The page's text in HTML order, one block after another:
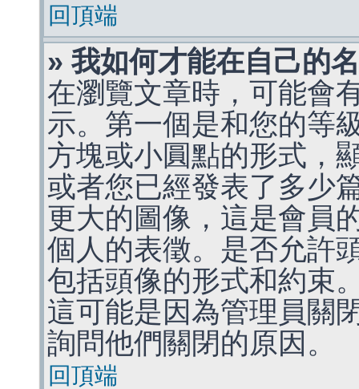
回頂端
» 我如何才能在自己的
在瀏覽文章時，可能會
示。第一個是和您的等
方塊或小圓點的形式，
或者您已經發表了多少
更大的圖像，這是會員
個人的表徵。是否允許
包括頭像的形式和約束
這可能是因為管理員關
詢問他們關閉的原因。
回頂端